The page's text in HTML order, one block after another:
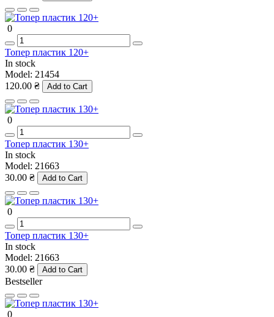
0
Топер пластик 120+
In stock
Model: 21454
120.00 ₴
Add to Cart
0
Топер пластик 130+
In stock
Model: 21663
30.00 ₴
Add to Cart
0
Топер пластик 130+
In stock
Model: 21663
30.00 ₴
Add to Cart
Bestseller
0